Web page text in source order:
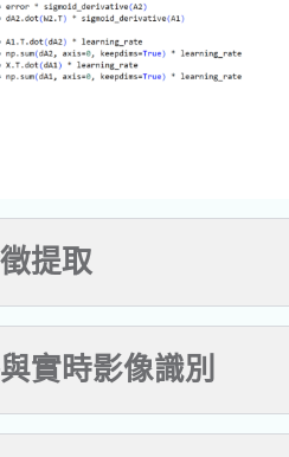
提取
實時影像識別